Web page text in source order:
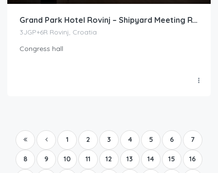
Grand Park Hotel Rovinj – Shipyard Meeting Room
3JGP+6R Rovinj, Croatia
Congress hall
1 2 3 4 5 6 7
8 9 10 11 12 13 14 15 16